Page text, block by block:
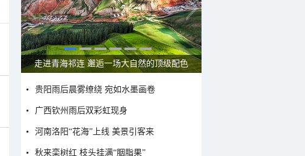
走进青海祁连 邂逅一场大自然的顶级配色
贵阳雨后晨雾缭绕 宛如水墨画卷
广西钦州雨后双彩虹现身
河南洛阳“花海”上线 美景引客来
秋来栾树红 枝头挂满“胭脂果”